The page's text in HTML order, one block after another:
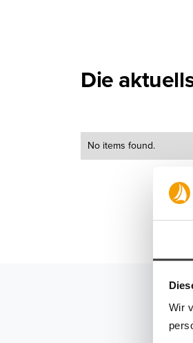
Wir
Die
No items found.